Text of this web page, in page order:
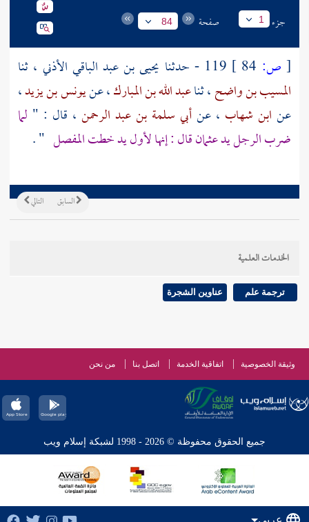
جزء 1 صفحة 84
[ ص: 119 - حدثنا يحيى بن عبد الباقي الأذني ، ثنا
المسيب بن واضح، ثناعبد الله بن المبارك، عنيونس بن يزيد،
عن ابن شهاب ، عنأبي سلمة بن عبد الرحمن ، قال : " لما
ضرب الرجل يدعثمانقال : إنها لأول يد خطت المفصل " .
التالي السابق
الخدمات العلمية
ترجمة علم عناوين الشجرة
وثيقة الخصوصية اتفاقية الخدمة اتصل بنا من نحن
جميع الحقوق محفوظة © 2026 - 1998 لشبكة إسلام ويب